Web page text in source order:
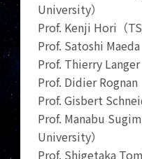
University）
Prof. Kenji Hori（
Prof. Satoshi
Prof. Thierry Langer
Prof. Didier
Prof. Gisbert
Prof. Manabu
University）
Prof. Shigetaka